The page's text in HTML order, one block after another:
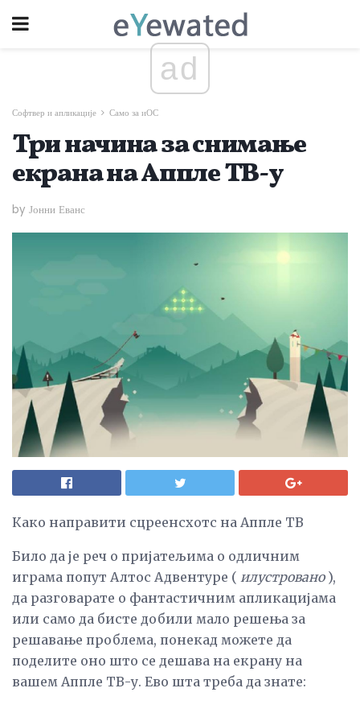
ad
Софтвер и апликације Само за иОС
Три начина за снимање
екрана на Аппле ТВ-у
by Јонни Еванс
Како направити сцреенсхотс на Аппле ТВ
Било да је реч о пријатељима о одличним
играма попут Алтос Адвентуре ( илустровано),
да разговарате о фантастичним апликацијама
или само да бисте добили мало решења за
решавање проблема, понекад можете да
поделите оно што се дешава на екрану на
вашем Аппле ТВ-у. Ево шта треба да знате: